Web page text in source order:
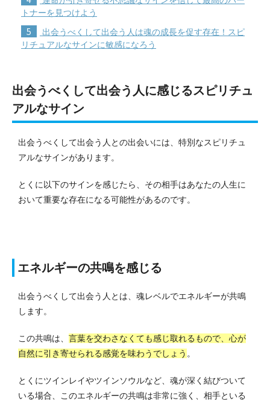
トナーを見つけよう
5
出会うべくして出会う人は魂の成長を促す存在！スピ
リチュアルなサインに敏感になろう
出会うべくして出会う人に感じるスピリチュ
アルなサイン
出会うべくして出会う人との出会いには、特別なスピリチュ
アルなサインがあります。
とくに以下のサインを感じたら、その相手はあなたの人生に
おいて重要な存在になる可能性があるのです。
エネルギーの共鳴を感じる
出会うべくして出会う人とは、魂レベルでエネルギーが共鳴
します。
この共鳴は、 言葉を交わさなくても感じ取れるもので、心が
自然に引き寄せられる感覚を味わうでしょう 。
とくにツインレイやツインソウルなど、魂が深く結びついて
いる場合、このエネルギーの共鳴は非常に強く、相手といる